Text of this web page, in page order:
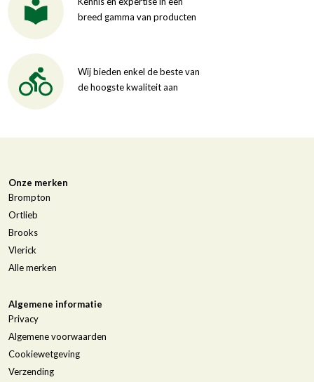
breed gamma van producten
Wij bieden enkel de beste van
de hoogste kwaliteit aan
Onze merken
Brompton
Ortlieb
Brooks
Vlerick
Alle merken
Algemene informatie
Privacy
Algemene voorwaarden
Cookiewetgeving
Verzending